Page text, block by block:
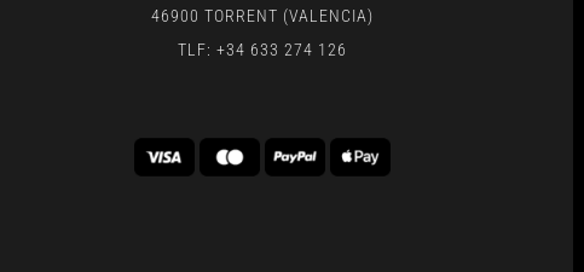
46900 TORRENT (VALENCIA)
TLF: +34 633 274 126